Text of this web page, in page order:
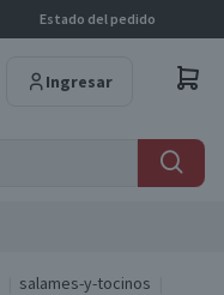
Estado del pedido
Ingresar
salames-y-tocinos